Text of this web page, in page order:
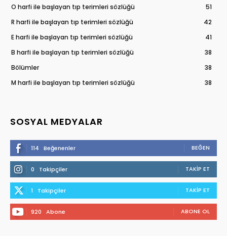
O harfi ile başlayan tıp terimleri sözlüğü
51
R harfi ile başlayan tıp terimleri sözlüğü
42
E harfi ile başlayan tıp terimleri sözlüğü
41
B harfi ile başlayan tıp terimleri sözlüğü
38
Bölümler
38
M harfi ile başlayan tıp terimleri sözlüğü
38
SOSYAL MEDYALAR
114 Beğenenler BEĞEN
0 Takipçiler TAKIP ET
1 Takipçiler TAKIP ET
920 Abone ABONE OL